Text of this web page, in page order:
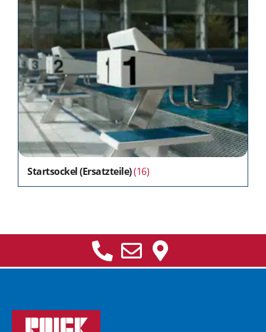
Startsockel (Ersatzteile)(16)